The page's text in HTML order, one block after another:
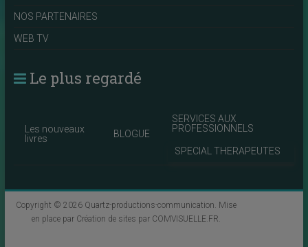
NOS PARTENAIRES
WEB TV
Le plus regardé
Les nouveaux
livres
BLOGUE
SERVICES AUX
PROFESSIONNELS
SPECIAL THERAPEUTES
Copyright © 2026 Quartz-productions-communication. Mise
en place par Création de sites par COMVISUELLE.FR.